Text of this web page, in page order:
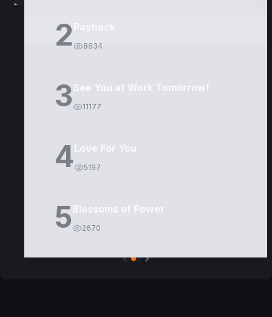
2 8634
3See You at Work Tomorrow!
11177
4Love For You
5197
5Blossoms of Power
2670